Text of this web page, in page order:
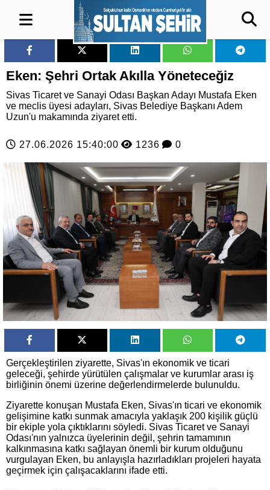
Eken: Şehri Ortak Akılla Yöneteceğiz
Sivas Ticaret ve Sanayi Odası Başkan Adayı Mustafa Eken
ve meclis üyesi adayları, Sivas Belediye Başkanı Adem
Uzun'u makamında ziyaret etti.
27.06.2026 15:40:00 1236 0
Gerçekleştirilen ziyarette, Sivas'ın ekonomik ve ticari
geleceği, şehirde yürütülen çalışmalar ve kurumlar arası iş
birliğinin önemi üzerine değerlendirmelerde bulunuldu.
Ziyarette konuşan Mustafa Eken, Sivas'ın ticari ve ekonomik
gelişimine katkı sunmak amacıyla yaklaşık 200 kişilik güçlü
bir ekiple yola çıktıklarını söyledi. Sivas Ticaret ve Sanayi
Odası'nın yalnızca üyelerinin değil, şehrin tamamının
kalkınmasına katkı sağlayan önemli bir kurum olduğunu
vurgulayan Eken, bu anlayışla hazırladıkları projeleri hayata
geçirmek için çalışacaklarını ifade etti.